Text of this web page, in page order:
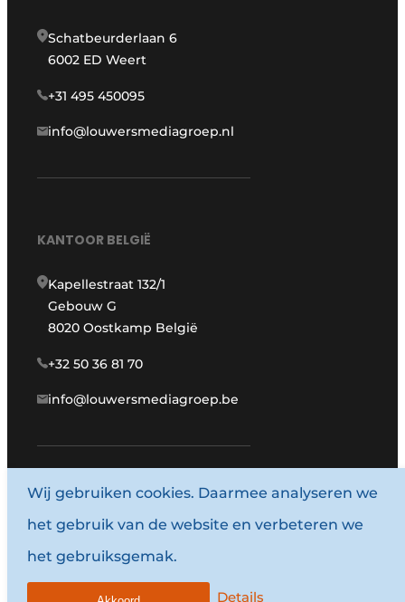
Schatbeurderlaan 6
6002 ED Weert
+31 495 450095
info@louwersmediagroep.nl
KANTOOR BELGIË
Kapellestraat 132/1
Gebouw G
8020 Oostkamp België
+32 50 36 81 70
info@louwersmediagroep.be
www.louwersmediagroep.com
© 1987 - 2026 Louwersmediagroep.
Algemene voorwaarden
Wij gebruiken cookies. Daarmee analyseren we
het gebruik van de website en verbeteren we
het gebruiksgemak.
Details